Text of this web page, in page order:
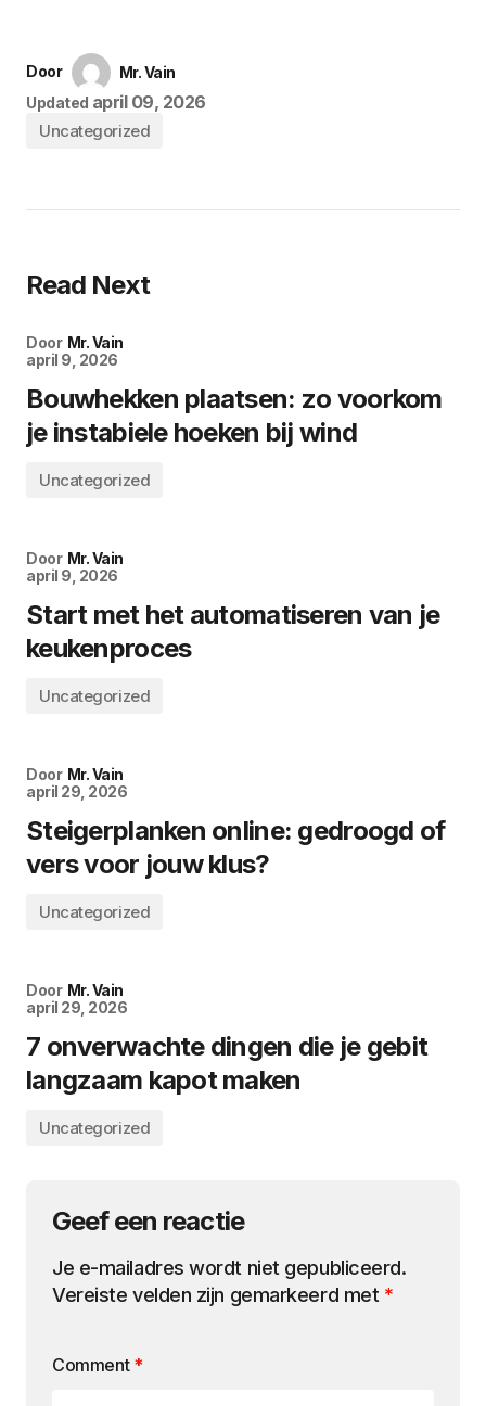
Door
Mr. Vain
Updated april 09, 2026
Uncategorized
Read Next
Door Mr. Vain
april 9, 2026
Bouwhekken plaatsen: zo voorkom
je instabiele hoeken bij wind
Uncategorized
Door Mr. Vain
april 9, 2026
Start met het automatiseren van je
keukenproces
Uncategorized
Door Mr. Vain
april 29, 2026
Steigerplanken online: gedroogd of
vers voor jouw klus?
Uncategorized
Door Mr. Vain
april 29, 2026
7 onverwachte dingen die je gebit
langzaam kapot maken
Uncategorized
Geef een reactie
Je e-mailadres wordt niet gepubliceerd.
Vereiste velden zijn gemarkeerd met *
Comment *